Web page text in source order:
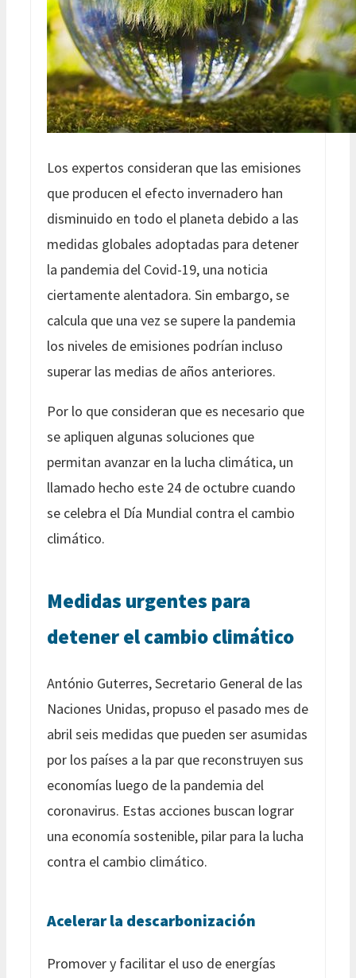
Los expertos consideran que las emisiones
que producen el efecto invernadero han
disminuido en todo el planeta debido a las
medidas globales adoptadas para detener
la pandemia del Covid-19, una noticia
ciertamente alentadora. Sin embargo, se
calcula que una vez se supere la pandemia
los niveles de emisiones podrían incluso
superar las medias de años anteriores.
Por lo que consideran que es necesario que
se apliquen algunas soluciones que
permitan avanzar en la lucha climática, un
llamado hecho este 24 de octubre cuando
se celebra el Día Mundial contra el cambio
climático.
Medidas urgentes para
detener el cambio climático
António Guterres, Secretario General de las
Naciones Unidas, propuso el pasado mes de
abril seis medidas que pueden ser asumidas
por los países a la par que reconstruyen sus
economías luego de la pandemia del
coronavirus. Estas acciones buscan lograr
una economía sostenible, pilar para la lucha
contra el cambio climático.
Acelerar la descarbonización
Promover y facilitar el uso de energías